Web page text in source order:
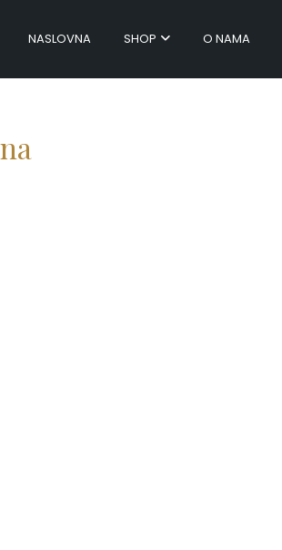
NASLOVNA SHOP O NAMA